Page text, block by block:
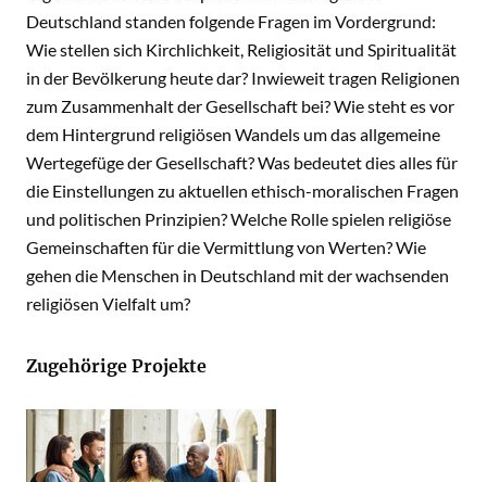
Deutschland standen folgende Fragen im Vordergrund:
Wie stellen sich Kirchlichkeit, Religiosität und Spiritualität
in der Bevölkerung heute dar? Inwieweit tragen Religionen
zum Zusammenhalt der Gesellschaft bei? Wie steht es vor
dem Hintergrund religiösen Wandels um das allgemeine
Wertegefüge der Gesellschaft? Was bedeutet dies alles für
die Einstellungen zu aktuellen ethisch-moralischen Fragen
und politischen Prinzipien? Welche Rolle spielen religiöse
Gemeinschaften für die Vermittlung von Werten? Wie
gehen die Menschen in Deutschland mit der wachsenden
religiösen Vielfalt um?
Zugehörige Projekte